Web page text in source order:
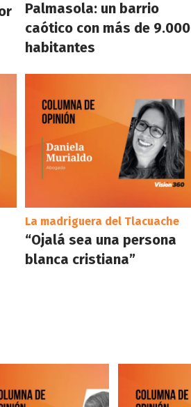
Palmasola: un barrio
caótico con más de 9.000
habitantes
La madriguera del Tlacuache
“Ojalá sea una persona
blanca cristiana”